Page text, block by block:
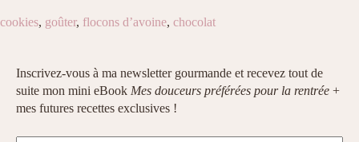
cookies, goûter, flocons d’avoine, chocolat
Inscrivez-vous à ma newsletter gourmande et recevez tout de
suite mon mini eBook Mes douceurs préférées pour la rentrée +
mes futures recettes exclusives !